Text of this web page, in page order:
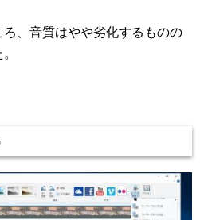
、音質はやや劣化するものの